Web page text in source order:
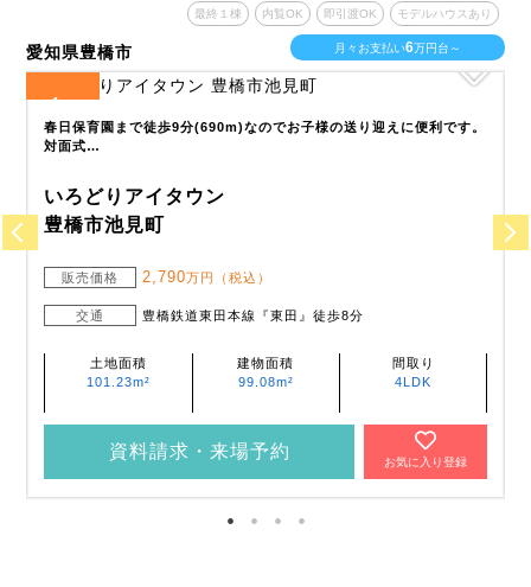
愛知県豊橋市
最終１棟 内覧OK 即引渡OK モデルハウスあり
月々お支払い6万円台～
1
春日保育園まで徒歩9分(690m)なのでお子様の送り迎えに便利です。
対面式…
いろどりアイタウン
豊橋市池見町
販売価格 2,790万円（税込）
交通 豊橋鉄道東田本線『東田』徒歩8分
土地面積
101.23m²
建物面積
99.08m²
間取り
4LDK
資料請求・来場予約
お気に入り登録